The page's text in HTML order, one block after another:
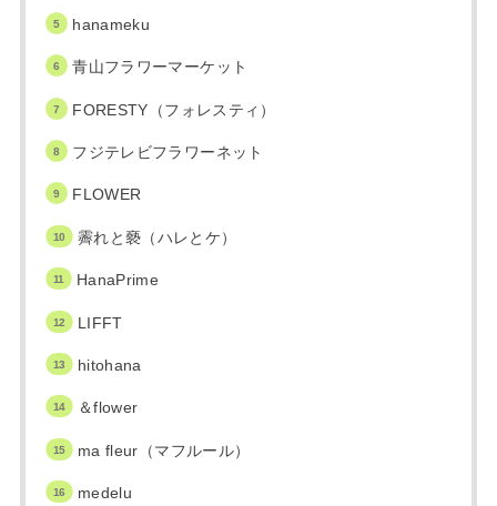
hanameku
青山フラワーマーケット
FORESTY（フォレスティ）
フジテレビフラワーネット
FLOWER
霽れと褻（ハレとケ）
HanaPrime
LIFFT
hitohana
＆flower
ma fleur（マフルール）
medelu